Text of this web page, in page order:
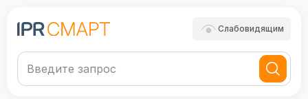
Слабовидящим